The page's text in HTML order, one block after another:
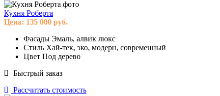
Кухня Роберта
Цена: 135 000 руб.
Фасады Эмаль, алвик люкс
Стиль Хай-тек, эко, модерн, современный
Цвет Под дерево
Быстрый заказ
Рассчитать стоимость